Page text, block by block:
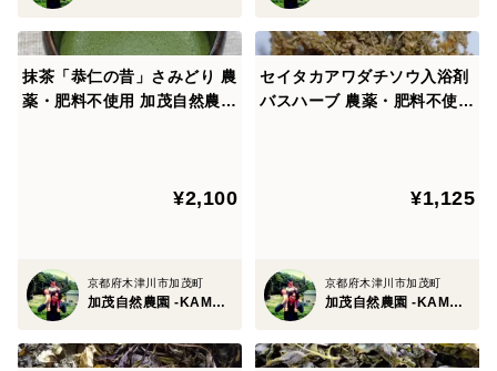
抹茶「恭仁の昔」さみどり 農
薬・肥料不使用 加茂自然農園
¥2,100
京都府木津川市加茂町
加茂自然農園 -KAMO Nature Farm-
セイタカアワダチソウ入浴剤
バスハーブ 農薬・肥料不使用
¥1,125
京都府木津川市加茂町
加茂自然農園 -KAMO Nature Farm-